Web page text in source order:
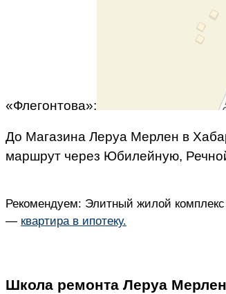
«Флегонтова»:
До Магазина Леруа Мерлен в
маршрут через Юбилейную,
Рекомендуем: Элитный жилой
— квартира в ипотеку.
Школа ремонта Леруа